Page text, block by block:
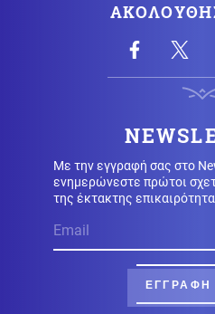
στην ηγεσία της FIFA
Κυψέλη: Το τρίτο
Κόσμος 06.08.2026 -
Μεξικό: Δημοφιλής
σε ζωντανή μετάδοση
06.08.2026 -
Σύγκρουση
και το αόρατο τρίτο
Με την εγγραφή σας στο
ενημερώνεστε πρώτοι
της έκτακτης
ΕΓΓΡΑΦΗ